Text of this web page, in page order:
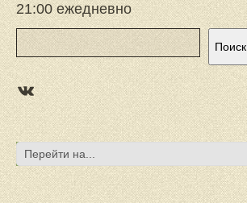
21:00 ежедневно
Поиск
Поиск
https://vk.com/focuzlarena